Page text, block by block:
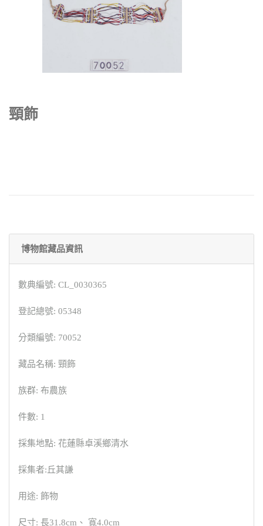
頸飾
博物館藏品資訊
數典編號: CL_0030365
登記總號: 05348
分類編號: 70052
藏品名稱: 頸飾
族群: 布農族
件數: 1
採集地點: 花蓮縣卓溪鄉清水
採集者:丘其謙
用途: 飾物
尺寸: 長31.8cm、 寬4.0cm